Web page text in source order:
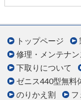
トップページ
修理・メンテナン
下取りについて
ゼニス440型無料
のりかえ割
フ